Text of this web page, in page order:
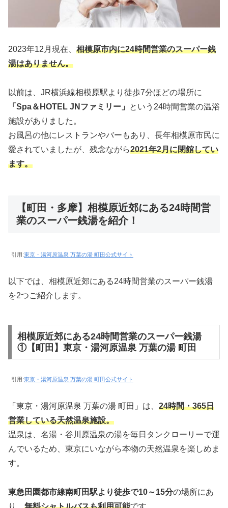
2023年12月現在、 相模原市内に24時間営業のスーパー銭
湯はありません。
以前は、JR横浜線相模原駅より徒歩7分ほどの場所に
「Spa＆HOTEL JNファミリー」
という24時間営業の温浴
施設がありました。
お風呂の他にレストランやバーもあり、長年相模原市民に
愛されていましたが、残念ながら2021年2月に閉館してい
ます。
【町田・多摩】相模原近郊にある24時間営
業のスーパー銭湯を紹介！
引用:東京・湯河原温泉 万葉の湯 町田公式サイト
以下では、相模原近郊にある24時間営業のスーパー銭湯
を2つご紹介します。
相模原近郊にある24時間営業のスーパー銭湯
①【町田】東京・湯河原温泉 万葉の湯 町田
引用:東京・湯河原温泉 万葉の湯 町田公式サイト
「東京・湯河原温泉 万葉の湯 町田」は、 24時間・365日
営業している天然温泉施設。
温泉は、名湯・谷川原温泉の湯を毎日タンクローリーで運
んでいるため、東京にいながら本物の天然温泉を楽しめま
す。
東急田園都市線南町田駅より徒歩で10～15分の場所にあ
り、 無料シャトルバスも利用可能です。